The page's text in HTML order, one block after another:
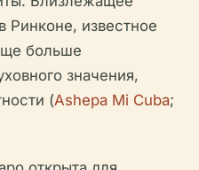
известное
больше
значения,
(Ashepa Mi Cuba;